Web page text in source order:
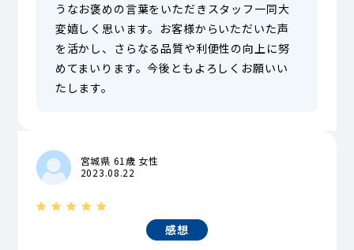
うなお褒めの言葉をいただきスタッフ一同大
変嬉しく思います。お客様からいただいた声
を活かし、さらなる品質や利便性の向上に努
めてまいります。今後ともよろしくお願いい
たします。
宮城県 61歳 女性
2023.08.22
感想